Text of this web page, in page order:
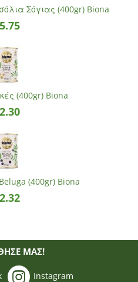
Σόγιας (400gr) Biona
(400gr) Biona
(400gr) Biona
ΜΑΣ!
Instagram